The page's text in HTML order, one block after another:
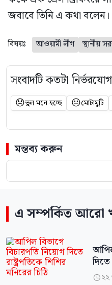
জবাবে তিনি এ কথা বলেন।
বিষয়ঃ আওয়ামী লীগ স্থানীয়
সংবাদটি কতটা
😞ভুল মনে হচ্ছে 😐মোটামুটি
মন্তব্য করুন
এ সম্পর্কিত আরো
দিতে
